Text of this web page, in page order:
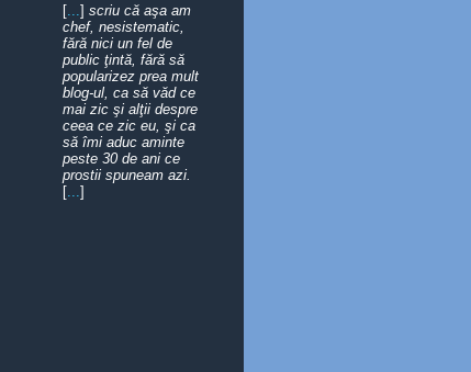
[ ] scriu că aşa am
chef, nesistematic,
fără nici un fel de
public ţintă, fără să
popularizez prea mult
blog-ul, ca să văd ce
mai zic şi alţii despre
ceea ce zic eu, şi ca
să îmi aduc aminte
peste 30 de ani ce
prostii spuneam azi.
[
]